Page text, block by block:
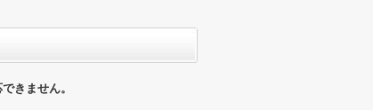
きません。